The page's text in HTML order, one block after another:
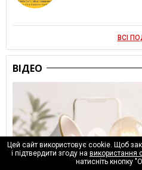
ВСІ
ВІДЕО
Цей сайт використовує cookie. Щоб
і підтвердити згоду на використання
натисніть кнопку